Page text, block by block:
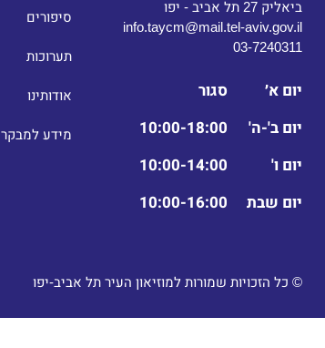
03-7240311
יום א׳
סגור
יום ב'-ה'
10:00-18:00
יום ו'
10:00-14:00
יום שבת
10:00-16:00
סיפורים
תערוכות
אודותינו
מידע למבקר
© כל הזכויות שמורות למוזיאון העיר תל אביב-יפו